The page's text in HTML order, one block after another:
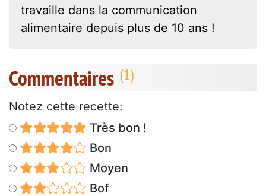
travaille dans la communication
alimentaire depuis plus de 10 ans !
Commentaires
Notez cette recette:
Très bon !
Bon
Moyen
Bof